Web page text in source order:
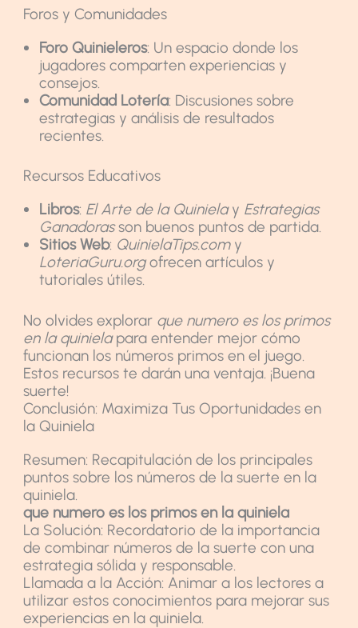
Foros y Comunidades
Foro Quinieleros: Un espacio donde los
jugadores comparten experiencias y
consejos.
Comunidad Lotería: Discusiones sobre
estrategias y análisis de resultados
recientes.
Recursos Educativos
Libros: El Arte de la Quinielay Estrategias
Ganadorasson buenos puntos de partida.
Sitios Web: QuinielaTips.comy
LoteriaGuru.orgofrecen artículos y
tutoriales útiles.
No olvides explorar que numero es los primos
en la quinielapara entender mejor cómo
funcionan los números primos en el juego.
Estos recursos te darán una ventaja. ¡Buena
suerte!
Conclusión: Maximiza Tus Oportunidades en
la Quiniela
Resumen: Recapitulación de los principales
puntos sobre los números de la suerte en la
quiniela.
que numero es los primos en la quiniela
La Solución: Recordatorio de la importancia
de combinar números de la suerte con una
estrategia sólida y responsable.
Llamada a la Acción: Animar a los lectores a
utilizar estos conocimientos para mejorar sus
experiencias en la quiniela.